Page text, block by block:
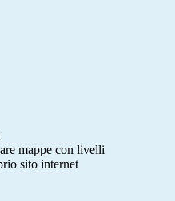
mappe con livelli
sito internet